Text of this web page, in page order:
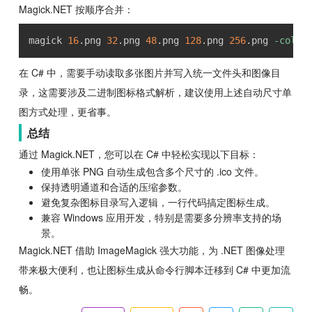
Magick.NET 按顺序合并：
magick 16.png 32 .png 48.png 128.png 256.png -colors
在 C# 中，需要手动读取多张图片并写入统一文件头和图像目
录，这需要涉及二进制图标格式解析，建议使用上述自动尺寸单
图方式处理，更省事。
总结
通过 Magick.NET，您可以在 C# 中轻松实现以下目标：
使用单张 PNG 自动生成包含多个尺寸的 .ico 文件。
保持透明通道和合适的压缩参数。
避免复杂图标目录写入逻辑，一行代码搞定图标生成。
兼容 Windows 应用开发，特别是需要多分辨率支持的场
景。
Magick.NET 借助 ImageMagick 强大功能，为 .NET 图像处理
带来极大便利，也让图标生成从命令行脚本迁移到 C# 中更加流
畅。